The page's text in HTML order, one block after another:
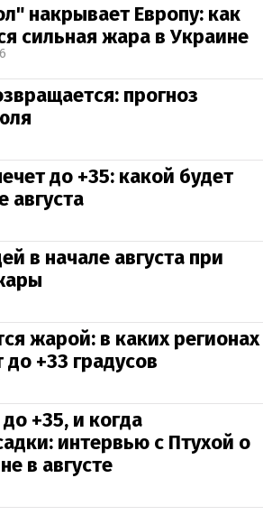
накрывает Европу: как
сильная жара в Украине
прогноз
до +35: какой будет
августа
в начале августа при
жарой: в каких регионах
до +33 градусов
+35, и когда
интервью с Птухой о
в августе